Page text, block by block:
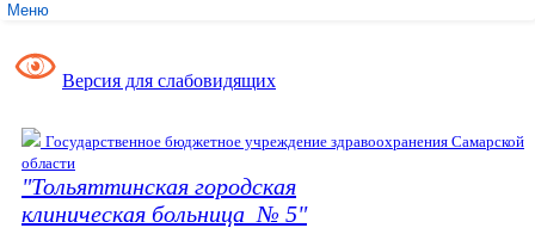
Версия для слабовидящих
Меню
Обратная связь
Мы в соцсетях
Государственное бюджетное учреждение здравоохранения Самарской
области
"Тольяттинская городская
клиническая больница № 5"